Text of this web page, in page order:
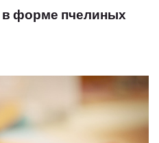
в форме пчелиных